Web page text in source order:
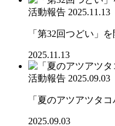
活動報告 2025.11.13
「第32回つどい」
2025.11.13
活動報告 2025.09.03
「夏のアツアツタ
2025.09.03